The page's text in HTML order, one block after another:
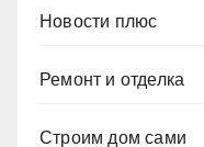
Новости плюс
Ремонт и отделка
Строим дом сами